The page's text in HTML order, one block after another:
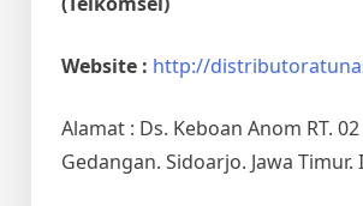
Website : http://
Alamat : Ds. Keboan Anom RT. 02
Gedangan. Sidoarjo. Jawa Timur.